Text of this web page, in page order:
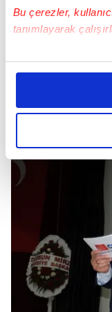
Bu çerezler,
tanımlayarak
Bu çerezlere izin
daha iyi reklam
amacımızın size
olduğunu ve sizlere
elimizden gelen
reklamların
kalemimiz
Her halükârda,
takdirde,
gösterilmeyecektir."
Sizlere daha iyi bir
Sitemizde
Mahmut Tanal -